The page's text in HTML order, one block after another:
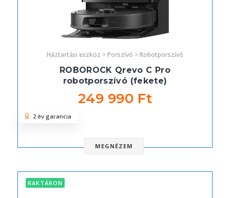
Háztartási eszköz > Porszívó > Robotporszívó
ROBOROCK Qrevo C Pro
robotporszívó (fekete)
249 990 Ft
MEGNÉZEM
2 év garancia
RAKTÁRON